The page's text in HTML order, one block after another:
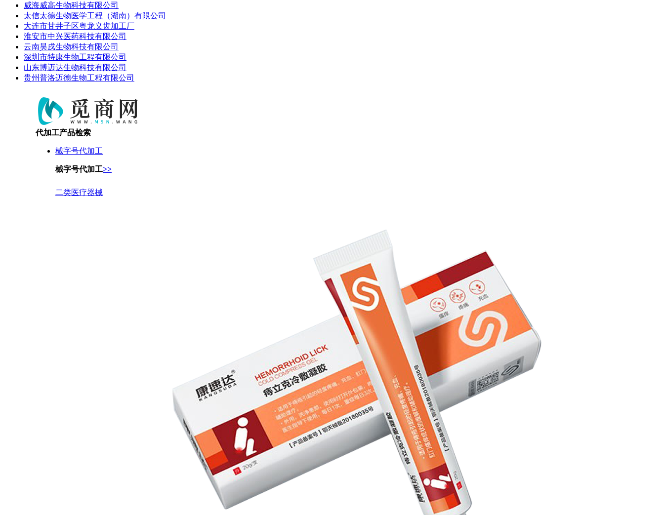
威海威高生物科技有限公司
太信太德生物医学工程（湖南）有限公司
大连市甘井子区粤龙义齿加工厂
淮安市中兴医药科技有限公司
云南昊戌生物科技有限公司
深圳市特康生物工程有限公司
山东博迈达生物科技有限公司
贵州普洛迈德生物工程有限公司
代加工产品检索
械字号代加工
械字号代加工>>
二类医疗器械